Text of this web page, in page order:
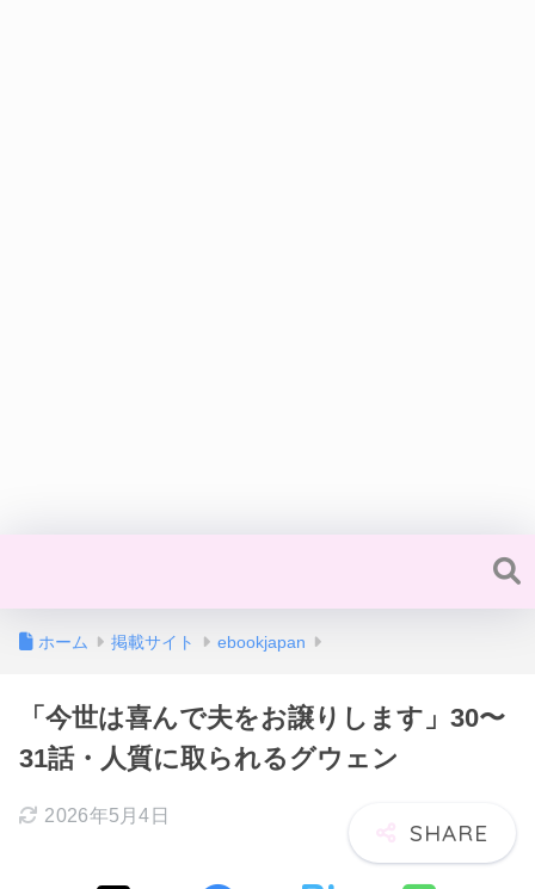
ホーム 掲載サイト ebookjapan
「今世は喜んで夫をお譲りします」30〜
31話・人質に取られるグウェン
2026年5月4日